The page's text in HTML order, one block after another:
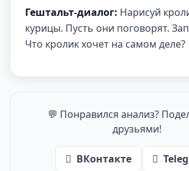
Гештальт-диалог: Нарисуй
курицы. Пусть они поговорят.
Что кролик хочет на самом деле?
💬 Понравился анализ?
друзьями!
ВКонтакте